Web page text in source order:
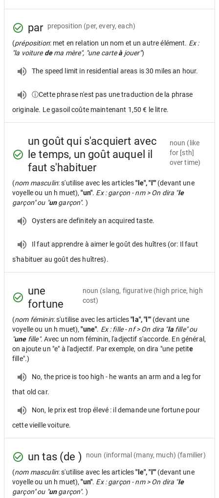
par preposition (per, every, each)
(préposition: met en relation un nom et un autre élément. Ex :
"la voiture dema mère", "une carteà jouer")
The speed limit in residential areas is 30 miles an hour.
ⓘCette phrase n'est pas une traduction de la phrase
originale. Le gasoil coûte maintenant 1,50 € le litre.
un goût qui s'acquiert avec
le temps, un goût auquel il
faut s'habituer
noun (like
for [sth]
over time)
(nom masculin: s'utilise avec les articles"le", "l'" (devant une
voyelle ou un h muet),"un". Ex : garçon - nm > On dira "le
garçon" ou "ungarçon". )
Oysters are definitely an acquired taste.
Il faut apprendre à aimer le goût des huîtres (or: Il faut
s'habituer au goût des huîtres).
une
fortune
noun (slang, figurative (high price, high
cost)
(nom féminin: s'utilise avec les articles"la", "l'" (devant une
voyelle ou un h muet),"une". Ex : fille - nf > On dira "lafille" ou
"unefille". Avec un nom féminin, l'adjectif s'accorde. En général,
on ajoute un "e" à l'adjectif. Par exemple, on dira "une petite
fille".)
No, the price is too high - he wants an arm and a leg for
that old car.
Non, le prix est trop élevé : il demande une fortune pour
cette vieille voiture.
un tas (de ) noun (informal (many, much) (familier)
(nom masculin: s'utilise avec les articles"le", "l'" (devant une
voyelle ou un h muet),"un". Ex : garçon - nm > On dira "le
garçon" ou "ungarçon". )